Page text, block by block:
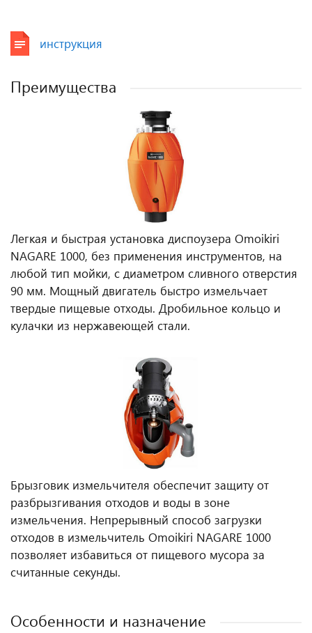
инструкция
Преимущества
Легкая и быстрая установка диспоузера Omoikiri
NAGARE 1000, без применения инструментов, на
любой тип мойки, с диаметром сливного отверстия
90 мм. Мощный двигатель быстро измельчает
твердые пищевые отходы. Дробильное кольцо и
кулачки из нержавеющей стали.
Брызговик измельчителя обеспечит защиту от
разбрызгивания отходов и воды в зоне
измельчения. Непрерывный способ загрузки
отходов в измельчитель Omoikiri NAGARE 1000
позволяет избавиться от пищевого мусора за
считанные секунды.
Особенности и назначение